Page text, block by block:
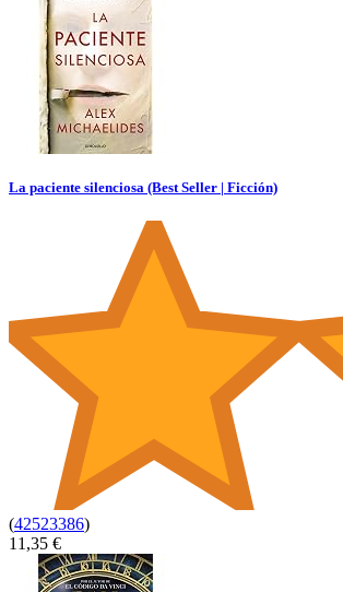
La paciente silenciosa (Best Seller | Ficción)
(42523386)
11,35 €